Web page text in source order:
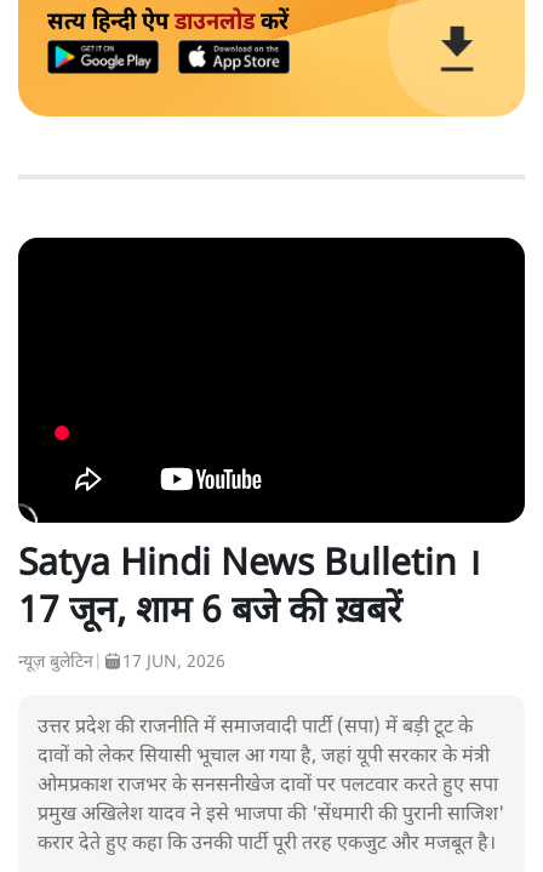
सत्य हिन्दी ऐपडाउनलोडकरें
Satya Hindi News Bulletin ।
17 जून, शाम 6 बजे की ख़बरें
न्यूज़ बुलेटिन 17 JUN, 2026
उत्तर प्रदेश की राजनीति में समाजवादी पार्टी (सपा) में बड़ी टूट के
दावों को लेकर सियासी भूचाल आ गया है, जहां यूपी सरकार के मंत्री
ओमप्रकाश राजभर के सनसनीखेज दावों पर पलटवार करते हुए सपा
प्रमुख अखिलेश यादव ने इसे भाजपा की 'सेंधमारी की पुरानी साजिश'
करार देते हुए कहा कि उनकी पार्टी पूरी तरह एकजुट और मजबूत है।